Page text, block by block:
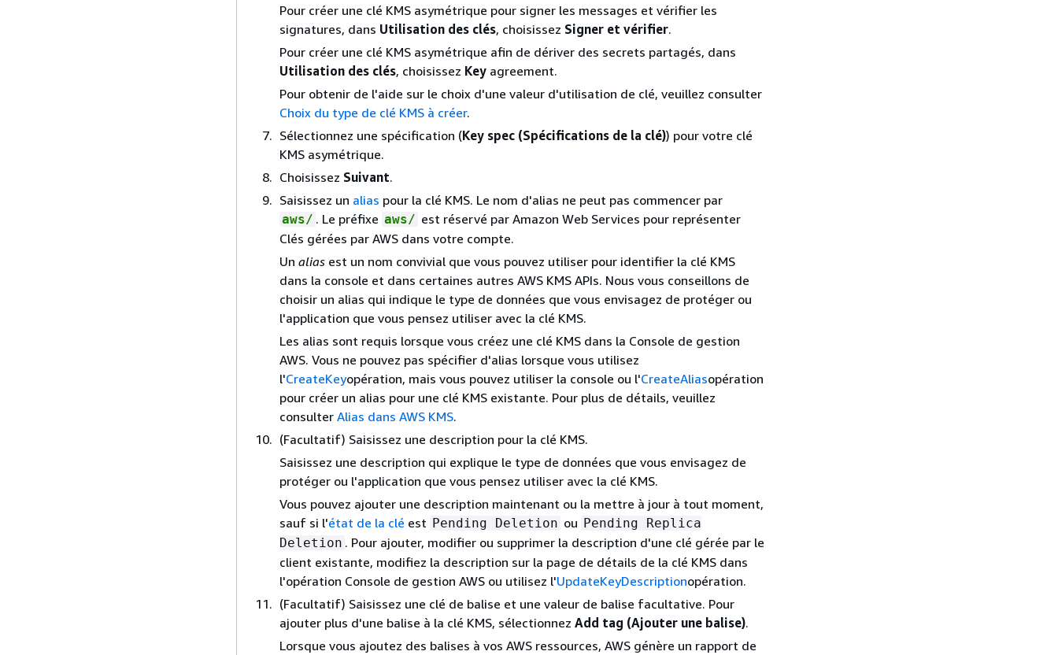
Pour créer une clé KMS asymétrique pour signer les messages et vérifier les
signatures, dans Utilisation des clés, choisissez Signer et vérifier.
Pour créer une clé KMS asymétrique afin de dériver des secrets partagés, dans
Utilisation des clés, choisissez Key agreement.
Pour obtenir de l'aide sur le choix d'une valeur d'utilisation de clé, veuillez consulter
Choix du type de clé KMS à créer.
Sélectionnez une spécification (Key spec (Spécifications de la clé)) pour votre clé
KMS asymétrique.
Choisissez Suivant.
Saisissez un alias pour la clé KMS. Le nom d'alias ne peut pas commencer par
aws/ . Le préfixe aws/ est réservé par Amazon Web Services pour représenter
Clés gérées par AWS dans votre compte.
Un alias est un nom convivial que vous pouvez utiliser pour identifier la clé KMS
dans la console et dans certaines autres AWS KMS APIs. Nous vous conseillons de
choisir un alias qui indique le type de données que vous envisagez de protéger ou
l'application que vous pensez utiliser avec la clé KMS.
Les alias sont requis lorsque vous créez une clé KMS dans la Console de gestion
AWS. Vous ne pouvez pas spécifier d'alias lorsque vous utilisez
l'CreateKeyopération, mais vous pouvez utiliser la console ou l'CreateAliasopération
pour créer un alias pour une clé KMS existante. Pour plus de détails, veuillez
consulter Alias dans AWS KMS.
(Facultatif) Saisissez une description pour la clé KMS.
Saisissez une description qui explique le type de données que vous envisagez de
protéger ou l'application que vous pensez utiliser avec la clé KMS.
Vous pouvez ajouter une description maintenant ou la mettre à jour à tout moment,
sauf si l'état de la clé est Pending Deletion ou Pending Replica
Deletion . Pour ajouter, modifier ou supprimer la description d'une clé gérée par le
client existante, modifiez la description sur la page de détails de la clé KMS dans
l'opération Console de gestion AWS ou utilisez l'UpdateKeyDescriptionopération.
(Facultatif) Saisissez une clé de balise et une valeur de balise facultative. Pour
ajouter plus d'une balise à la clé KMS, sélectionnez Add tag (Ajouter une balise).
Lorsque vous ajoutez des balises à vos AWS ressources, AWS génère un rapport de